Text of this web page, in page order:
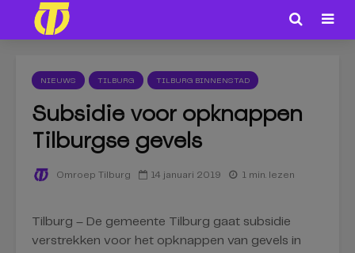
NIEUWS TILBURG TILBURG BINNENSTAD
Subsidie voor opknappen
Tilburgse gevels
Omroep Tilburg 14 januari 2019 1 min. lezen
Tilburg – De gemeente Tilburg gaat subsidie
verstrekken voor het opknappen van gevels in